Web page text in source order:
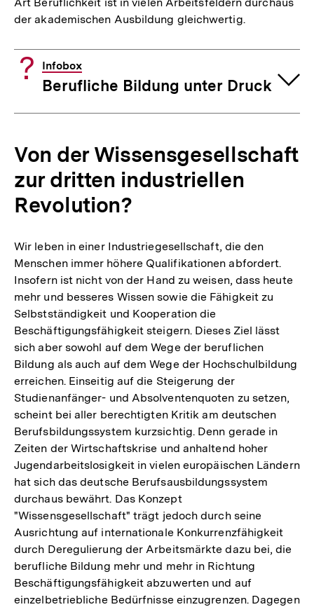
der akademischen Ausbildung gleichwertig.
Infobox
Berufliche Bildung unter Druck
Von der Wissensgesellschaft
zur dritten industriellen
Revolution?
Wir leben in einer Industriegesellschaft, die den
Menschen immer höhere Qualifikationen abfordert.
Insofern ist nicht von der Hand zu weisen, dass heute
mehr und besseres Wissen sowie die Fähigkeit zu
Selbstständigkeit und Kooperation die
Beschäftigungsfähigkeit steigern. Dieses Ziel lässt
sich aber sowohl auf dem Wege der beruflichen
Bildung als auch auf dem Wege der Hochschulbildung
erreichen. Einseitig auf die Steigerung der
Studienanfänger- und Absolventenquoten zu setzen,
scheint bei aller berechtigten Kritik am deutschen
Berufsbildungssystem kurzsichtig. Denn gerade in
Zeiten der Wirtschaftskrise und anhaltend hoher
Jugendarbeitslosigkeit in vielen europäischen Ländern
hat sich das deutsche Berufsausbildungssystem
durchaus bewährt. Das Konzept
"Wissensgesellschaft" trägt jedoch durch seine
Ausrichtung auf internationale Konkurrenzfähigkeit
durch Deregulierung der Arbeitsmärkte dazu bei, die
berufliche Bildung mehr und mehr in Richtung
Beschäftigungsfähigkeit abzuwerten und auf
einzelbetriebliche Bedürfnisse einzugrenzen. Dagegen